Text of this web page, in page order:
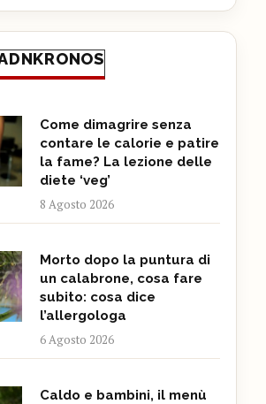
Come dimagrire senza
contare le calorie e patire
la fame? La lezione delle
diete ‘veg’
8 Agosto 2026
Morto dopo la puntura di
un calabrone, cosa fare
subito: cosa dice
l’allergologa
6 Agosto 2026
Caldo e bambini, il menù